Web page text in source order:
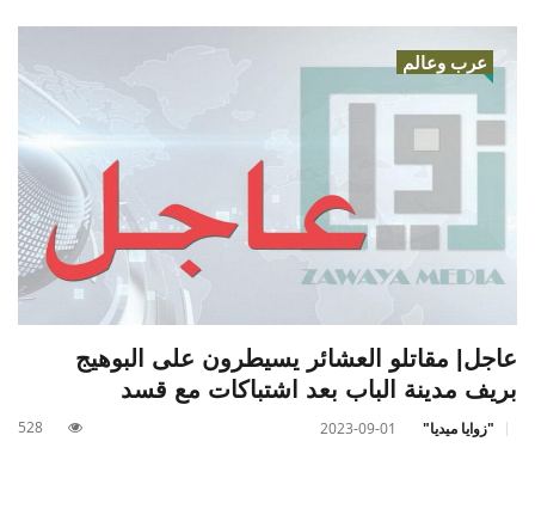
عرب وعالم
عاجل| مقاتلو العشائر يسيطرون على البوهيج
بريف مدينة الباب بعد اشتباكات مع قسد
"زوايا ميديا" 2023-09-01
528